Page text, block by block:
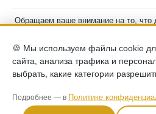
Обращаем ваше внимание на то, что
положениями Статьи 437 (2)
Федерации. Для получения
стоимости указанных товаров,
менеджерам компании
Политика конфиденциальности
данных согласие на обработку
🍪 Мы используем файлы cookie
сайта, анализа трафика и
выбрать, какие категории
Подробнее — в Политике